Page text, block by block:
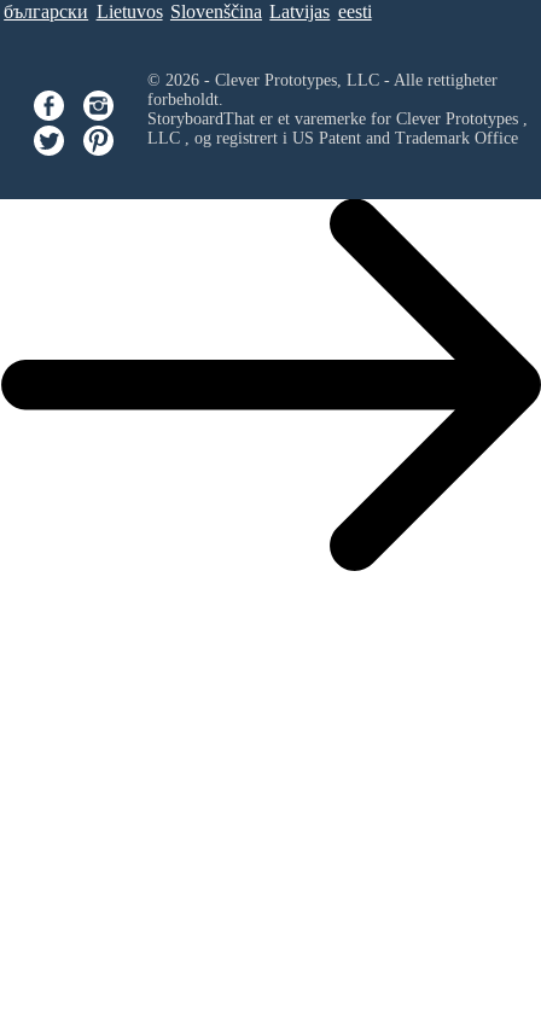
български Lietuvos Slovenščina Latvijas eesti
© 2026 - Clever Prototypes, LLC - Alle rettigheter
forbeholdt.
StoryboardThat er et varemerke for Clever Prototypes ,
LLC, og registrert i US Patent and Trademark Office